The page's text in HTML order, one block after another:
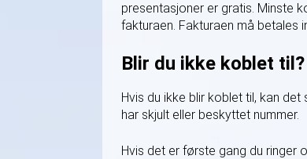
presentasjoner er gratis. Minste
fakturaen. Fakturaen må betales
Blir du ikke koblet til?
Hvis du ikke blir koblet til, kan
har skjult eller beskyttet nummer.
Hvis det er første gang du ringer